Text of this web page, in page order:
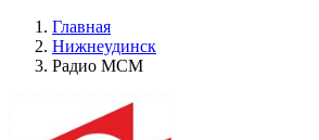
Главная
Нижнеудинск
Радио МСМ